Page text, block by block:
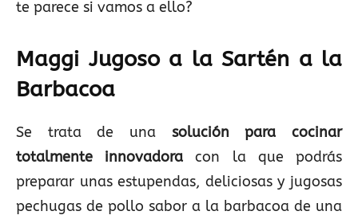
te parece si vamos a ello?
Maggi Jugoso a la Sartén a la
Barbacoa
Se trata de una solución para cocinar
totalmente innovadora con la que podrás
preparar unas estupendas, deliciosas y jugosas
pechugas de pollo sabor a la barbacoa de una